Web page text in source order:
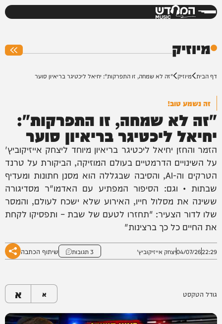
המחדש
מיוזיק
דף הבית מיוזיק "זה לא שמחה, זו התפרקות": יחיאל ליכטיגר בריאיון סוער
זה נשמע טוב!
"זה לא שמחה, זו התפרקות":
יחיאל ליכטיגר בריאיון סוער
הזמר והחזן יחיאל ליכטיגר בריאיון מיוחד ליצחק אייזיקוביץ'
על השינויים הדרמטיים בעולם המוזיקה, הביקורת על טרנד
הטרקים וה-AI, והסיבה שבגללה הוא מסנן חתונות ומעדיף
שבתות • וגם: הסיפור המפתיע עם האדמו"ר מסדיגורה
ששינה את מסלול חייו, האירוע שלא ישכח לעולם, והמסר
שלו לדור הצעיר: "תחזרו לטעם של שבת – ותפסיקו לקחת
את החיים כל כך ברצינות"
22:29
04/07/26יצחק אייזיקוביץ' 3 תגובות שיתוף הכתבה
גודל הטקסט א א